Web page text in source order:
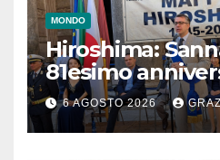
MONDO
Hiroshima:
81esimo
monito per
6 AGOSTO 2026